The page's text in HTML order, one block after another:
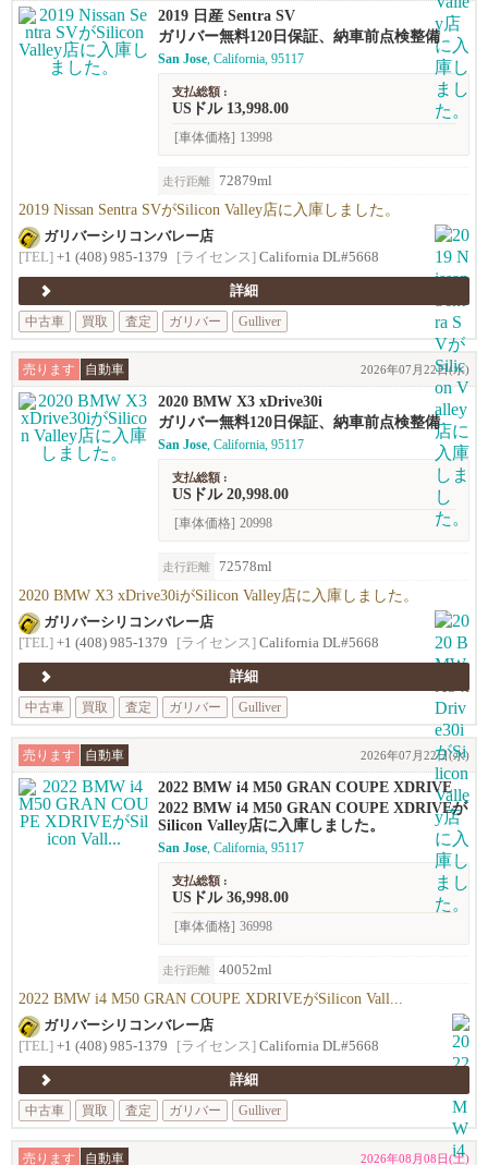
2019 日産 Sentra SV
ガリバー無料120日保証、納車前点検整備
San Jose, California, 95117
支払総額 :
USドル 13,998.00
[車体価格] 13998
走行距離 72879ml
2019 Nissan Sentra SVがSilicon Valley店に入庫しました。
ガリバーシリコンバレー店
[TEL] +1 (408) 985-1379 [ライセンス] California DL#5668
詳細
中古車
買取 査定 ガリバー Gulliver
売ります 自動車 2026年07月22日(水)
2020 BMW X3 xDrive30i
ガリバー無料120日保証、納車前点検整備
San Jose, California, 95117
支払総額 :
USドル 20,998.00
[車体価格] 20998
走行距離 72578ml
2020 BMW X3 xDrive30iがSilicon Valley店に入庫しました。
ガリバーシリコンバレー店
[TEL] +1 (408) 985-1379 [ライセンス] California DL#5668
詳細
中古車
買取 査定 ガリバー Gulliver
売ります 自動車 2026年07月22日(水)
2022 BMW i4 M50 GRAN COUPE XDRIVE
2022 BMW i4 M50 GRAN COUPE XDRIVEが
Silicon Valley店に入庫しました。
San Jose, California, 95117
支払総額 :
USドル 36,998.00
[車体価格] 36998
走行距離 40052ml
2022 BMW i4 M50 GRAN COUPE XDRIVEがSilicon Vall...
ガリバーシリコンバレー店
[TEL] +1 (408) 985-1379 [ライセンス] California DL#5668
詳細
中古車
買取 査定 ガリバー Gulliver
売ります 自動車 2026年08月08日(土)